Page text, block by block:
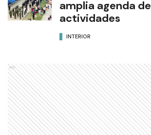
amplia agenda de
actividades
INTERIOR
Ads